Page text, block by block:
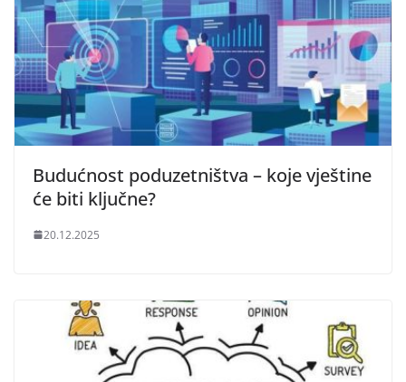
Budućnost poduzetništva – koje vještine
će biti ključne?
20.12.2025